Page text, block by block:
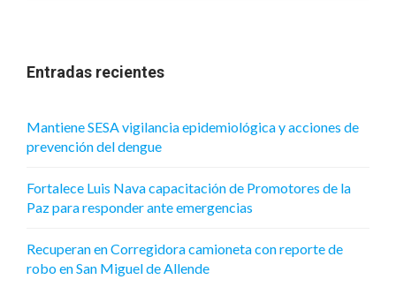
Entradas recientes
Mantiene SESA vigilancia epidemiológica y acciones de
prevención del dengue
Fortalece Luis Nava capacitación de Promotores de la
Paz para responder ante emergencias
Recuperan en Corregidora camioneta con reporte de
robo en San Miguel de Allende